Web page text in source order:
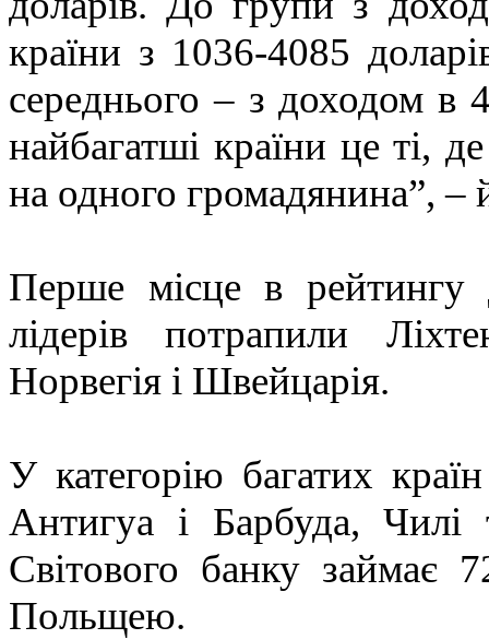
країни з 1036-4085
середнього – з доходом в
найбагатші країни це ті,
на одного громадянина”, –
Перше місце в рейтингу
лідерів потрапили
Норвегія і Швейцарія.
У категорію багатих
Антигуа і Барбуда, Чилі
Світового банку займає
Польщею.